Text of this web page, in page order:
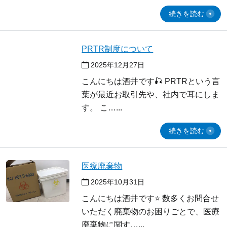
続きを読む
PRTR制度について
2025年12月27日
こんにちは酒井です🎣 PRTRという言
葉が最近お取引先や、社内で耳にしま
す。 こ…
続きを読む
医療廃棄物
2025年10月31日
こんにちは酒井です⭐ 数多くお問合せ
いただく廃棄物のお困りごとで、医療
廃棄物に関す…